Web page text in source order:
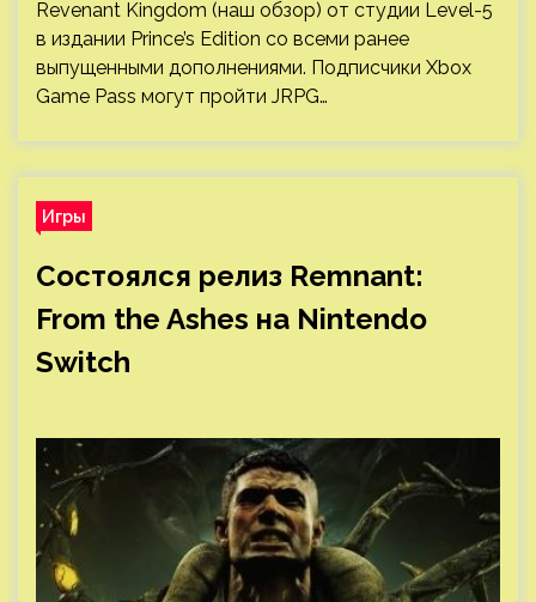
Revenant Kingdom (наш обзор) от студии Level-5
в издании Prince’s Edition со всеми ранее
выпущенными дополнениями. Подписчики Xbox
Game Pass могут пройти JRPG…
Игры
Состоялся релиз Remnant:
From the Ashes на Nintendo
Switch